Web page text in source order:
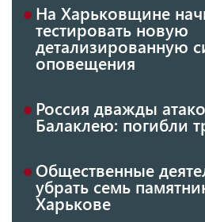
На Харьковщине
тестировать новую
детализированную
оповещения
Россия дважды
Балаклею: погибли
Общественные
убрать семь
Харькове